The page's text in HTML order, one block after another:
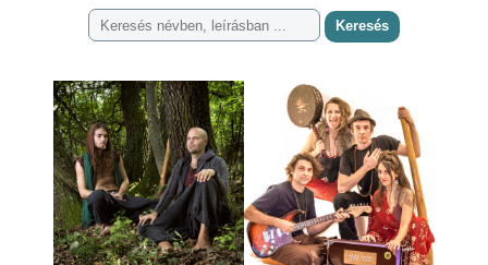
Keresés